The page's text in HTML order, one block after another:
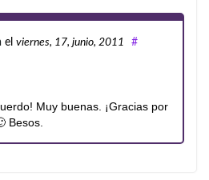
el viernes, 17, junio, 2011 #
Muy buenas. ¡Gracias por
Besos.